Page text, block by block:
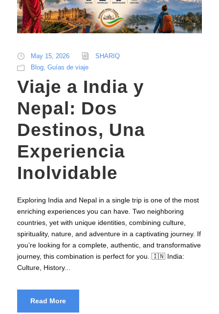
May 15, 2026
SHARIQ
Blog Guías de viaje
Viaje a India y
Nepal: Dos
Destinos, Una
Experiencia
Inolvidable
Exploring India and Nepal in a single trip is one of the most
enriching experiences you can have. Two neighboring
countries, yet with unique identities, combining culture,
spirituality, nature, and adventure in a captivating journey. If
you’re looking for a complete, authentic, and transformative
journey, this combination is perfect for you. 🇮🇳 India:
Culture, History...
Read More